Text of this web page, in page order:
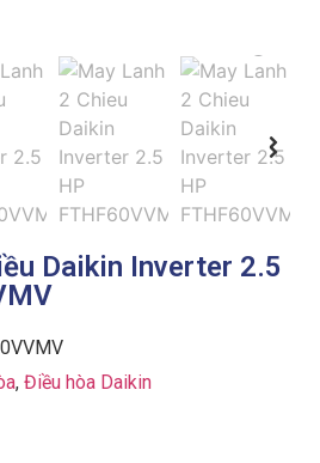
Daikin Inverter 2.5
, Điều hòa Daikin